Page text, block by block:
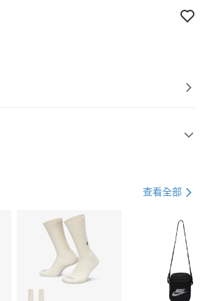
21家銀行
第一商業銀行
彰化商業銀行
查看全部